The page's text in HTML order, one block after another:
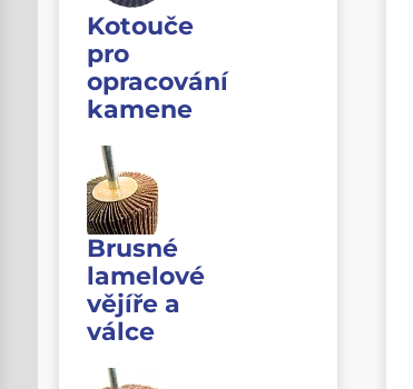
Kotouče
pro
opracování
kamene
Brusné
lamelové
vějíře a
válce